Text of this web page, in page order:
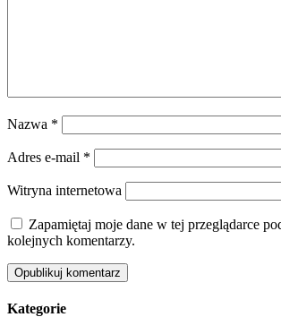
Nazwa *
Adres e-mail *
Witryna internetowa
Zapamiętaj moje dane w tej przeglądarce
kolejnych komentarzy.
Kategorie